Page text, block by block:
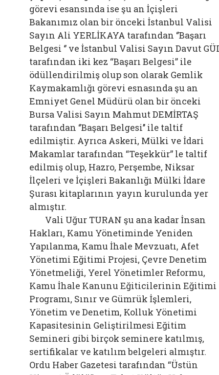
görevi esansında ise şu an İçişleri
Bakanımız olan bir önceki İstanbul Valisi
Sayın Ali YERLİKAYA tarafından ‘’Başarı
Belgesi ‘’ ve İstanbul Valisi Sayın Davut
tarafından iki kez “Başarı Belgesi” ile
ödüllendirilmiş olup son olarak Gemlik
Kaymakamlığı görevi esnasında şu an
Emniyet Genel Müdürü olan bir önceki
Bursa Valisi Sayın Mahmut DEMİRTAŞ
tarafından ‘’Başarı Belgesi’’ ile taltif
edilmiştir. Ayrıca Askeri, Mülki ve İdari
Makamlar tarafından “Teşekkür” le taltif
edilmiş olup, Hazro, Perşembe, Niksar
İlçeleri ve İçişleri Bakanlığı Mülki İdare
Şurası kitaplarının yayın kurulunda yer
almıştır.
Vali Uğur TURAN şu ana kadar İnsan
Hakları, Kamu Yönetiminde Yeniden
Yapılanma, Kamu İhale Mevzuatı, Afet
Yönetimi Eğitimi Projesi, Çevre Denetim
Yönetmeliği, Yerel Yönetimler Reformu,
Kamu İhale Kanunu Eğiticilerinin Eğitimi
Programı, Sınır ve Gümrük İşlemleri,
Yönetim ve Denetim, Kolluk Yönetimi
Kapasitesinin Geliştirilmesi Eğitim
Semineri gibi birçok seminere katılmış,
sertifikalar ve katılım belgeleri almıştır.
Ordu Haber Gazetesi tarafından “Üstün